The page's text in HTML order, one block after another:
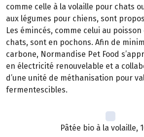
comme celle à la volaille pour chats
aux légumes pour chiens, sont
Les émincés, comme celui au
chats, sont en pochons. Afin de
carbone, Normandise Pet Food
en électricité renouvelable et a
d’une unité de méthanisation pour
fermentescibles.
Pâtée bio à la volaille,